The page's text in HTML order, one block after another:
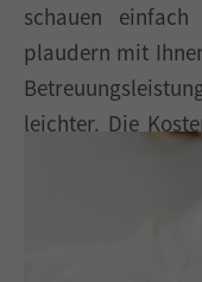
schauen
plaudern mit
leichter. Die
einer
Betreuungs-
Pflegekasse.
Ihnen dabei,